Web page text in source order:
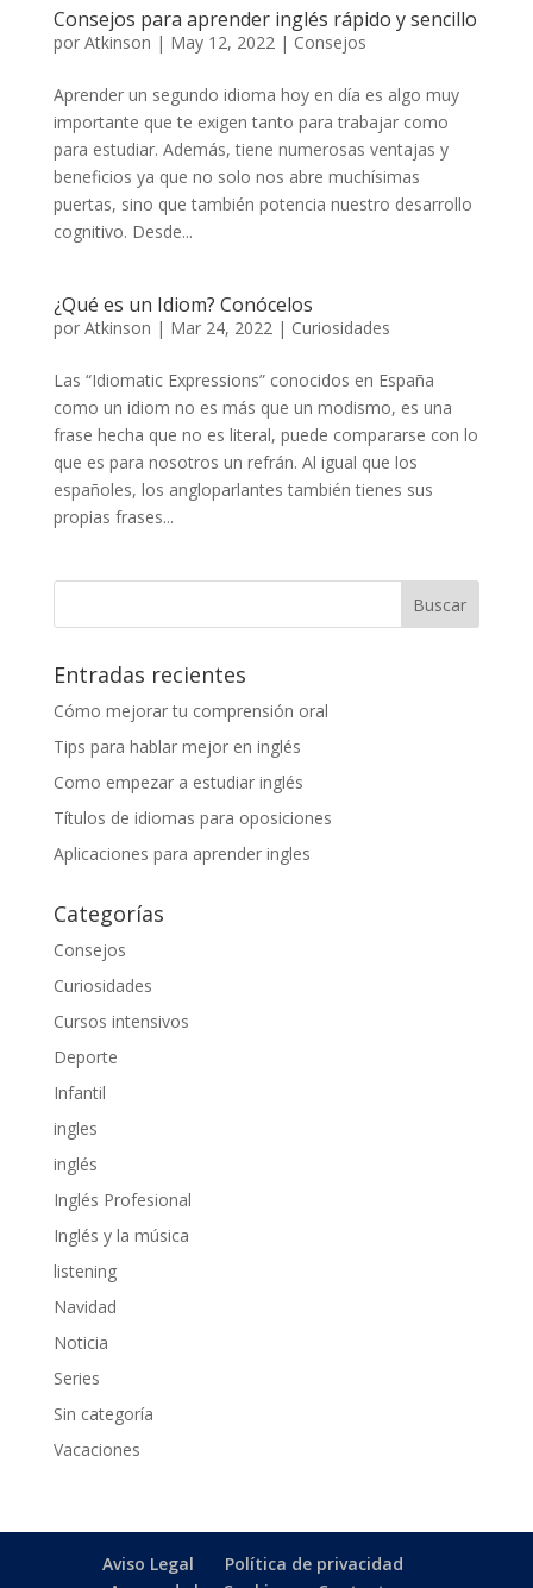
Consejos para aprender inglés rápido y sencillo
por Atkinson | May 12, 2022| Consejos
Aprender un segundo idioma hoy en día es algo muy
importante que te exigen tanto para trabajar como
para estudiar. Además, tiene numerosas ventajas y
beneficios ya que no solo nos abre muchísimas
puertas, sino que también potencia nuestro desarrollo
cognitivo. Desde...
¿Qué es un Idiom? Conócelos
por Atkinson | Mar 24, 2022| Curiosidades
Las “Idiomatic Expressions” conocidos en España
como un idiom no es más que un modismo, es una
frase hecha que no es literal, puede compararse con lo
que es para nosotros un refrán. Al igual que los
españoles, los angloparlantes también tienes sus
propias frases...
Entradas recientes
Cómo mejorar tu comprensión oral
Tips para hablar mejor en inglés
Como empezar a estudiar inglés
Títulos de idiomas para oposiciones
Aplicaciones para aprender ingles
Categorías
Consejos
Curiosidades
Cursos intensivos
Deporte
Infantil
ingles
inglés
Inglés Profesional
Inglés y la música
listening
Navidad
Noticia
Series
Sin categoría
Vacaciones
Aviso Legal
Política de privacidad